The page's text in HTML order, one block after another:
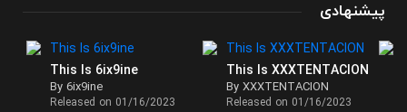
پیشنهادی
This Is XXXTENTACION
By XXXTENTACION
Released on 01/16/2023
This Is 6ix9ine
By 6ix9ine
Released on 01/16/2023